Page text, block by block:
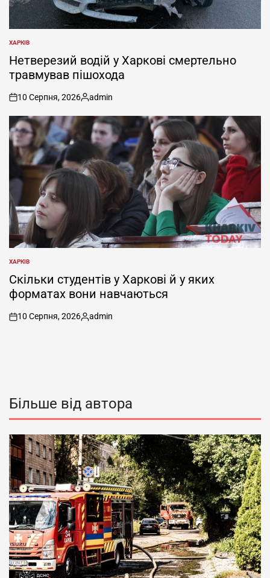
ОПУБЛІКУВАТИ
У
ХАРКІВ
Нетверезий водій у Харкові смертельно
травмував пішохода
on
10 Серпня, 2026
Опубліковано
admin
ОПУБЛІКУВАТИ
У
ХАРКІВ
Скільки студентів у Харкові й у яких
форматах вони навчаються
on
10 Серпня, 2026
Опубліковано
admin
Більше від автора